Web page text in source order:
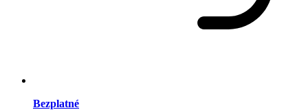
Bezplatné